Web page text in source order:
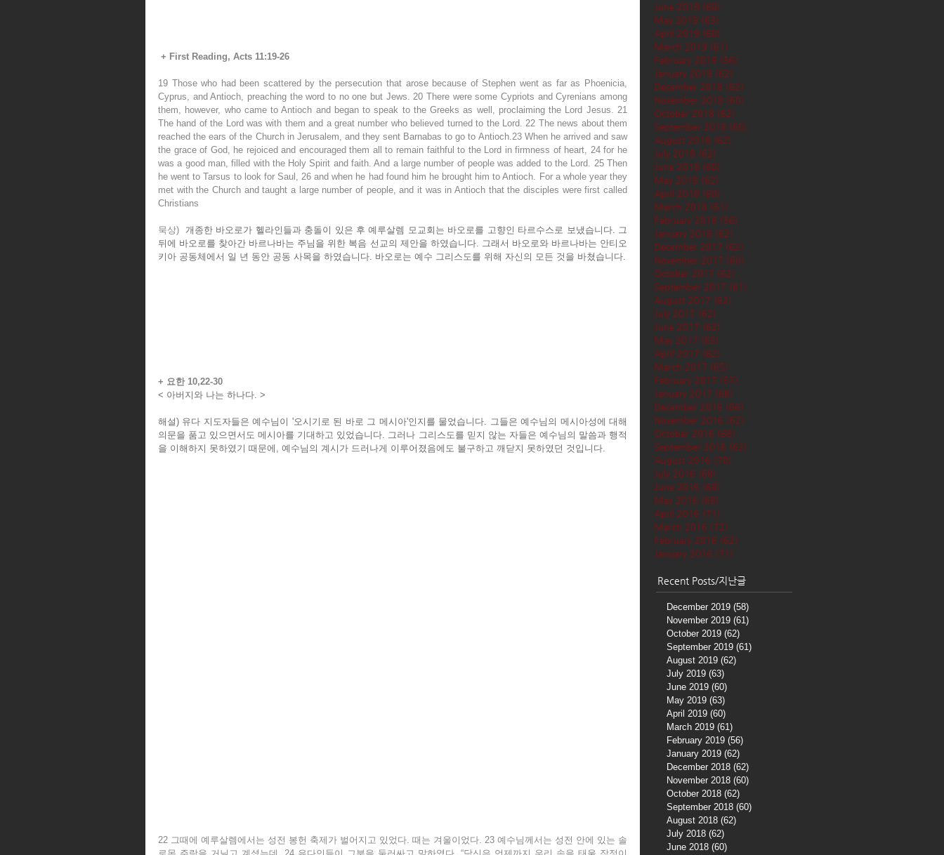
June 2019 (60)
May 2019 (63)
April 2019 (60)
March 2019 (61)
February 2019 (56)
January 2019 (62)
December 2018 (62)
November 2018 (60)
October 2018 (62)
September 2018 (60)
August 2018 (62)
July 2018 (62)
June 2018 (60)
May 2018 (62)
April 2018 (60)
March 2018 (61)
February 2018 (56)
January 2018 (62)
December 2017 (62)
November 2017 (60)
October 2017 (62)
September 2017 (61)
August 2017 (62)
July 2017 (62)
June 2017 (62)
May 2017 (65)
April 2017 (62)
March 2017 (65)
February 2017 (57)
January 2017 (68)
December 2016 (66)
November 2016 (62)
October 2016 (68)
September 2016 (62)
August 2016 (70)
July 2016 (68)
June 2016 (68)
May 2016 (68)
April 2016 (71)
March 2016 (72)
February 2016 (62)
January 2016 (71)
Recent Posts/지난글
December 2019 (58)
November 2019 (61)
October 2019 (62)
September 2019 (61)
August 2019 (62)
July 2019 (63)
June 2019 (60)
May 2019 (63)
April 2019 (60)
March 2019 (61)
February 2019 (56)
January 2019 (62)
December 2018 (62)
November 2018 (60)
October 2018 (62)
September 2018 (60)
August 2018 (62)
July 2018 (62)
June 2018 (60)
+ First Reading, Acts 11:19-26
19 Those who had been scattered by the persecution that arose because of Stephen went as far as Phoenicia,
Cyprus, and Antioch, preaching the word to no one but Jews. 20 There were some Cypriots and Cyrenians among
them, however, who came to Antioch and began to speak to the Greeks as well, proclaiming the Lord Jesus. 21
The hand of the Lord was with them and a great number who believed turned to the Lord. 22 The news about them
reached the ears of the Church in Jerusalem, and they sent Barnabas to go to Antioch.23 When he arrived and saw
the grace of God, he rejoiced and encouraged them all to remain faithful to the Lord in firmness of heart, 24 for he
was a good man, filled with the Holy Spirit and faith. And a large number of people was added to the Lord. 25 Then
he went to Tarsus to look for Saul, 26 and when he had found him he brought him to Antioch. For a whole year they
met with the Church and taught a large number of people, and it was in Antioch that the disciples were first called
Christians
묵상) 개종한 바오로가 헬라인들과 충돌이 있은 후 예루살렘 모교회는 바오로를 고향인 타르수스로 보냈습니다. 그
뒤에 바오로를 찾아간 바르나바는 주님을 위한 복음 선교의 제안을 하였습니다. 그래서 바오로와 바르나바는 안티오
키아 공동체에서 일 년 동안 공동 사목을 하였습니다. 바오로는 예수 그리스도를 위해 자신의 모든 것을 바쳤습니다.
+ 요한 10,22-30
< 아버지와 나는 하나다. >
해설) 유다 지도자들은 예수님이 '오시기로 된 바로 그 메시아'인지를 물었습니다. 그들은 예수님의 메시아성에 대해
의문을 품고 있으면서도 메시아를 기대하고 있었습니다. 그러나 그리스도를 믿지 않는 자들은 예수님의 말씀과 행적
을 이해하지 못하였기 때문에, 예수님의 계시가 드러나게 이루어졌음에도 불구하고 깨닫지 못하였던 것입니다.
22 그때에 예루살렘에서는 성전 봉헌 축제가 벌어지고 있었다. 때는 겨울이었다. 23 예수님께서는 성전 안에 있는 솔